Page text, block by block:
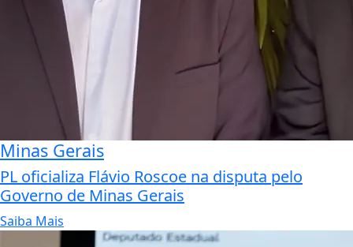
Minas Gerais
PL oficializa Flávio Roscoe na disputa pelo
Governo de Minas Gerais
Saiba Mais